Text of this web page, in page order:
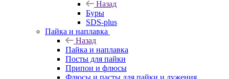
Назад
Буры
SDS-plus
Пайка и наплавка
Назад
Пайка и наплавка
Посты для пайки
Припои и флюсы
Флюсы и пасты для пайки и лужения